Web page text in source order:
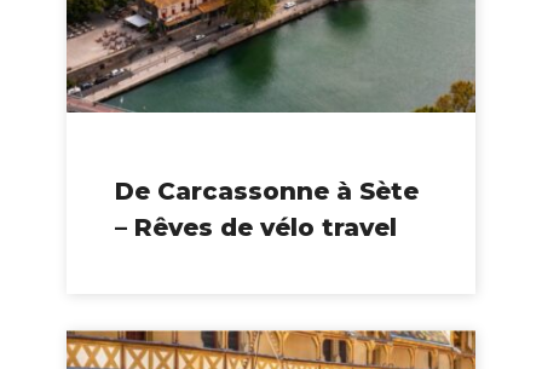
De Carcassonne à Sète
– Rêves de vélo travel